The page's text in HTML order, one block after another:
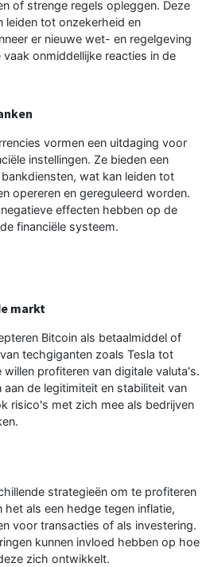
of strenge regels opleggen. Deze
leiden tot onzekerheid en
er nieuwe wet- en regelgeving
onmiddellijke reacties in de
vormen een uitdaging voor
instellingen. Ze bieden een
wat kan leiden tot
opereren en gereguleerd worden.
effecten hebben op de
financiële systeem.
markt
Bitcoin als betaalmiddel of
techgiganten zoals Tesla tot
willen profiteren van digitale valuta's.
de legitimiteit en stabiliteit van
risico's met zich mee als bedrijven
strategieën om te profiteren
het als een hedge tegen inflatie,
voor transacties of als investering.
kunnen invloed hebben op hoe
zich ontwikkelt.